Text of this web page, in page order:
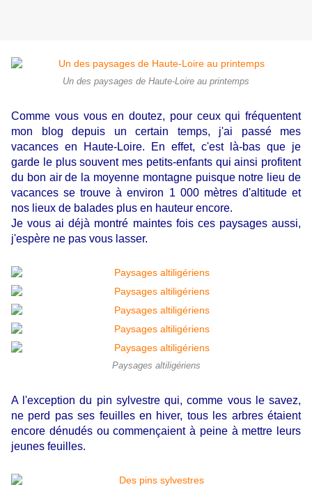
Un des paysages de Haute-Loire au printemps
Comme vous vous en doutez, pour ceux qui fréquentent
mon blog depuis un certain temps, j'ai passé mes
vacances en Haute-Loire. En effet, c'est là-bas que je
garde le plus souvent mes petits-enfants qui ainsi profitent
du bon air de la moyenne montagne puisque notre lieu de
vacances se trouve à environ 1 000 mètres d'altitude et
nos lieux de balades plus en hauteur encore.
Je vous ai déjà montré maintes fois ces paysages aussi,
j'espère ne pas vous lasser.
Paysages altiligériens
A l'exception du pin sylvestre qui, comme vous le savez,
ne perd pas ses feuilles en hiver, tous les arbres étaient
encore dénudés ou commençaient à peine à mettre leurs
jeunes feuilles.